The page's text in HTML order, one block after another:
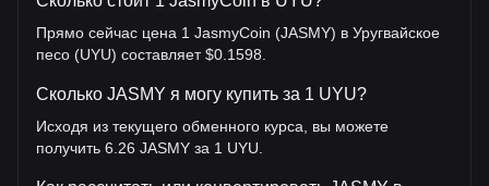
Прямо сейчас цена 1 JasmyCoin (JASMY) в Уругвайское
песо (UYU) составляет $0.1598.
Сколько JASMY я могу купить за 1 UYU?
Исходя из текущего обменного курса, вы можете
получить 6.26 JASMY за 1 UYU.